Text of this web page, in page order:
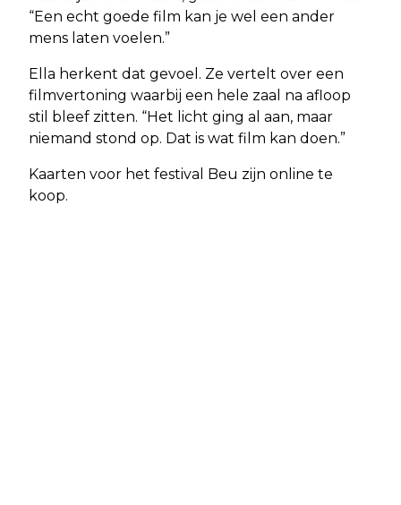
“Een echt goede film kan je wel een ander
mens laten voelen.”
Ella herkent dat gevoel. Ze vertelt over een
filmvertoning waarbij een hele zaal na afloop
stil bleef zitten. “Het licht ging al aan, maar
niemand stond op. Dat is wat film kan doen.”
Kaarten voor het festival Beu zijn online te
koop.